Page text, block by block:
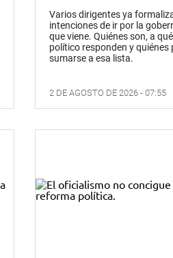
Varios dirigentes ya
intenciones de ir por la
que viene. Quiénes son, a
político responden y quiénes
sumarse a esa lista.
2 DE AGOSTO DE 2026 - 07:55